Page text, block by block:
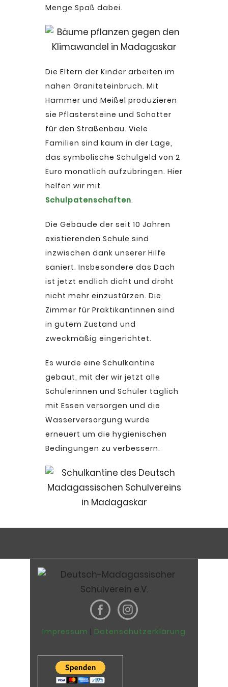
Menge Spaß dabei.
Die Eltern der Kinder arbeiten im
nahen Granitsteinbruch. Mit
Hammer und Meißel produzieren
sie Pflastersteine und Schotter
für den Straßenbau. Viele
Familien sind kaum in der Lage,
das symbolische Schulgeld von 2
Euro monatlich aufzubringen. Hier
helfen wir mit
Schulpatenschaften.
Die Gebäude der seit 10 Jahren
existierenden Schule sind
inzwischen dank unserer Hilfe
saniert. Insbesondere das Dach
ist jetzt endlich dicht und droht
nicht mehr einzustürzen. Die
Zimmer für Praktikantinnen sind
in gutem Zustand und
zweckmäßig eingerichtet.
Es wurde eine Schulkantine
gebaut, mit der wir jetzt alle
Schülerinnen und Schüler täglich
mit Essen versorgen und die
Wasserversorgung wurde
erneuert um die hygienischen
Bedingungen zu verbessern.
Impressum | Datenschutzerklärung